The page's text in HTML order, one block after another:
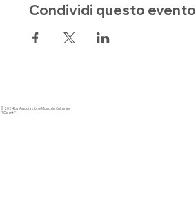
Condividi questo evento
© 2024 by Associazione Musicale Culturale
"I Calanti"